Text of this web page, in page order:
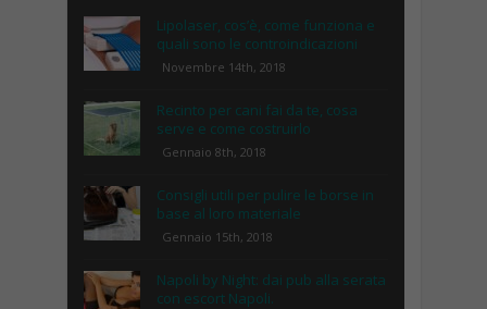
Lipolaser, cos’è, come funziona e
quali sono le controindicazioni
Novembre 14th, 2018
Recinto per cani fai da te, cosa
serve e come costruirlo
Gennaio 8th, 2018
Consigli utili per pulire le borse in
base al loro materiale
Gennaio 15th, 2018
Napoli by Night: dai pub alla serata
con escort Napoli.